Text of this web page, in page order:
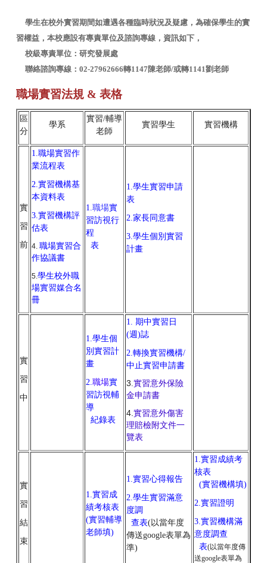
學生在校外實習期間如遭遇各種臨時狀況及疑慮，為確保學生的實
習權益，本校應設有專責單位及諮詢專線，資訊如下，
校級專責單位：研究發展處
聯絡諮詢專線：02-27962666轉1147陳老師/或轉1141劉老師
職場實習法規 & 表格
區
分
學系
實習/輔導
老師
實習學生 實習機構
實
習
前
1. 職場實習作
業流程表
2. 實習機構基
本資料表
3. 實習機構評
估表
4. 職場實習合
作協議書
5. 學生校外職
場實習媒合名
冊
1. 職場實
習訪視行
程
表
1. 學生實習申請
表
2. 家長同意書
3. 學生個別實習
計畫
實
習
中
1. 學生個
別實習計
畫
2. 職場實
習訪視輔
導
紀錄表
1. 期中實習日
(週)誌
2. 轉換實習機構/
中止實習申請書
3 實習意外保險
金申請書
4. 實習意外傷害
理賠檢附文件一
覽表
實
習
結
束
1. 實習成
績考核表
(實習輔導
老師填)
1. 實習心得報告
2. 學生實習滿意
度調
查表(以當年度
傳送google表單為
準)
1. 實習成績考
核表
(實習機構填)
2. 實習證明
3. 實習機構滿
意度調查
表(以當年度傳
送google表單為